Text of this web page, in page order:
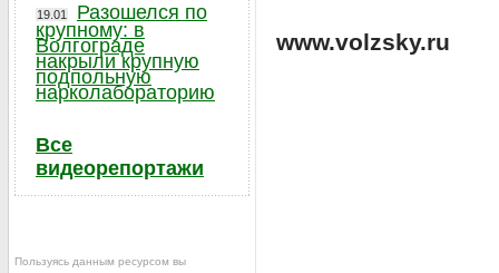
www.volzsky.ru
19.01
Разошелся по
крупному: в
Волгограде
накрыли крупную
подпольную
нарколабораторию
Все
видеорепортажи
Пользуясь данным ресурсом вы